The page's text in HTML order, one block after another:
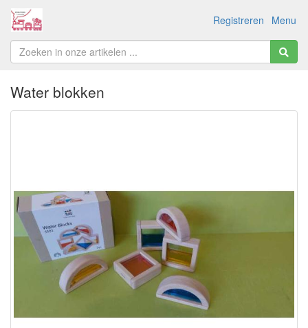
Menu
Registreren
Water blokken